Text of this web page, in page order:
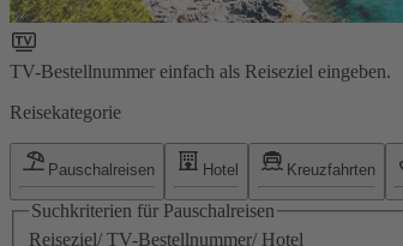
TV-Bestellnummer einfach als Reiseziel eingeben.
Reisekategorie
Pauschalreisen Hotel Kreuzfahrten
Suchkriterien für Pauschalreisen
Reiseziel/ TV-Bestellnummer/ Hotel